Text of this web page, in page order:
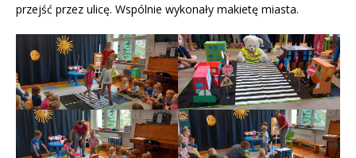
przejść przez ulicę. Wspólnie wykonały makietę miasta.